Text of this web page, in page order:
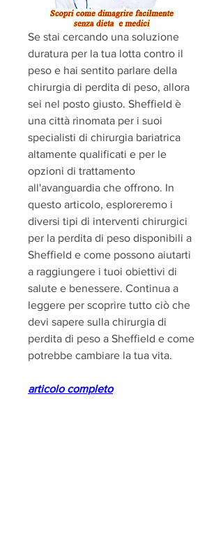
Se stai cercando una soluzione
duratura per la tua lotta contro il
peso e hai sentito parlare della
chirurgia di perdita di peso, allora
sei nel posto giusto. Sheffield è
una città rinomata per i suoi
specialisti di chirurgia bariatrica
altamente qualificati e per le
opzioni di trattamento
all'avanguardia che offrono. In
questo articolo, esploreremo i
diversi tipi di interventi chirurgici
per la perdita di peso disponibili a
Sheffield e come possono aiutarti
a raggiungere i tuoi obiettivi di
salute e benessere. Continua a
leggere per scoprire tutto ciò che
devi sapere sulla chirurgia di
perdita di peso a Sheffield e come
potrebbe cambiare la tua vita.
articolo completo